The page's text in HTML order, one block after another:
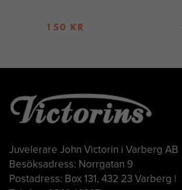
150 KR
Juvelerare John Victorin i Varberg AB
Besöksadress: Norrgatan 9
Postadress: Box 131, 432 23 Varberg |